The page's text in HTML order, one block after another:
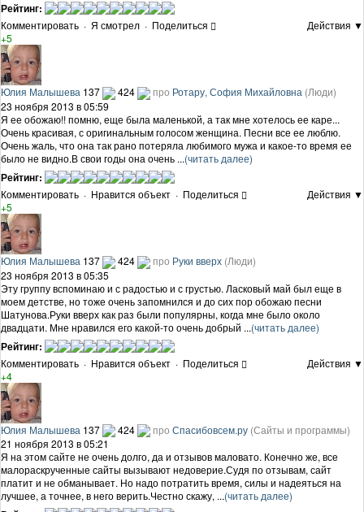
Рейтинг:
Комментировать · Я смотрел · Поделиться
Действия ▼
+5
Юлия Малышева 137 424 про Ротару, София Михайловна (Люди)
23 ноября 2013 в 05:59
Я ее обожаю!! помню, еще была маленькой, а так мне хотелось ее каре...
Очень красивая, с оригинальным голосом женщина. Песни все ее люблю.
Очень жаль, что она так рано потеряла любимого мужа и какое-то время ее
было не видно.В свои годы она очень ...(читать далее)
Рейтинг:
Комментировать · Нравится объект · Поделиться
Действия ▼
+5
Юлия Малышева 137 424 про Руки вверх (Люди)
23 ноября 2013 в 05:35
Эту группу вспоминаю и с радостью и с грустью. Ласковый май был еще в
моем детстве, но тоже очень запомнился и до сих пор обожаю песни
Шатунова.Руки вверх как раз были популярны, когда мне было около
двадцати. Мне нравился его какой-то очень добрый ...(читать далее)
Рейтинг:
Комментировать · Нравится объект · Поделиться
Действия ▼
+4
Юлия Малышева 137 424 про Спасибовсем.ру (Сайты и программы)
21 ноября 2013 в 05:21
Я на этом сайте не очень долго, да и отзывов маловато. Конечно же, все
малораскрученные сайты вызывают недоверие.Судя по отзывам, сайт
платит и не обманывает. Но надо потратить время, силы и надеяться на
лучшее, а точнее, в него верить.Честно скажу, ...(читать далее)